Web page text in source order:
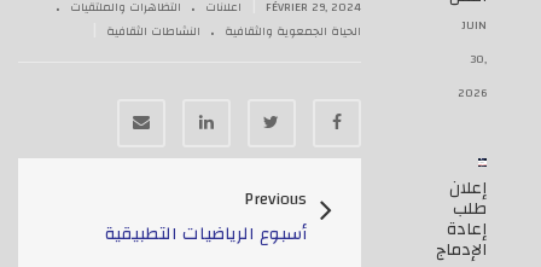
FÉVRIER 29, 2024 اعلانات التظاهرات والملتقيات
الحياة الجمعوية والثقافية . النشاطات الثقافية
Previous
أسبوع الرياضيات التطبيقية
JUIN
30,
2026
إعلان
طلب
إعادة
الإدماج